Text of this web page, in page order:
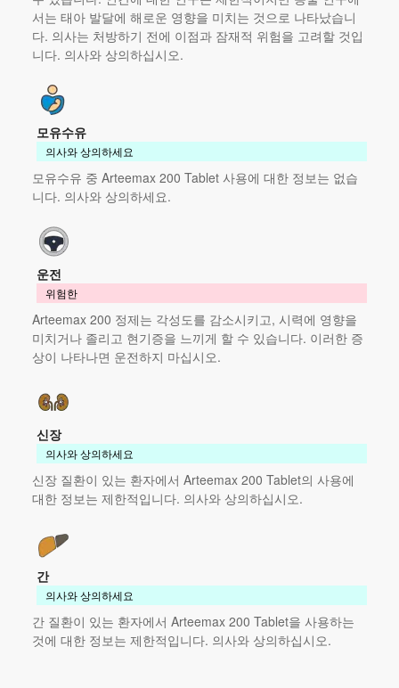
서는 태아 발달에 해로운 영향을 미치는 것으로 나타났습니
다. 의사는 처방하기 전에 이점과 잠재적 위험을 고려할 것입
니다. 의사와 상의하십시오.
모유수유
의사와 상의하세요
모유수유 중 Arteemax 200 Tablet 사용에 대한 정보는 없습
니다. 의사와 상의하세요.
운전
위험한
Arteemax 200 정제는 각성도를 감소시키고, 시력에 영향을
미치거나 졸리고 현기증을 느끼게 할 수 있습니다. 이러한 증
상이 나타나면 운전하지 마십시오.
신장
의사와 상의하세요
신장 질환이 있는 환자에서 Arteemax 200 Tablet의 사용에
대한 정보는 제한적입니다. 의사와 상의하십시오.
간
의사와 상의하세요
간 질환이 있는 환자에서 Arteemax 200 Tablet을 사용하는
것에 대한 정보는 제한적입니다. 의사와 상의하십시오.